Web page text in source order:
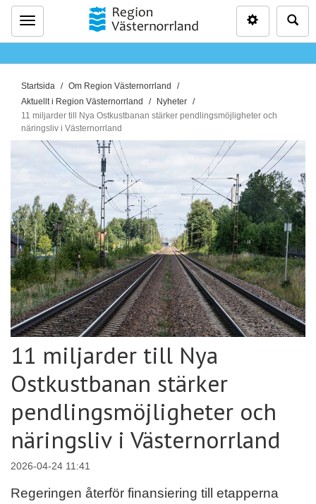
Meny
D
u
ä
r
ä
:
Startsida
Om Region Västernorrland
Aktuellt i Region Västernorrland
Nyheter
11 miljarder till Nya Ostkustbanan stärker pendlingsmöjligheter och
näringsliv i Västernorrland
11 miljarder till Nya
Ostkustbanan stärker
pendlingsmöjligheter och
näringsliv i Västernorrland
2026-04-24 11:41
Regeringen återför finansiering till etapperna